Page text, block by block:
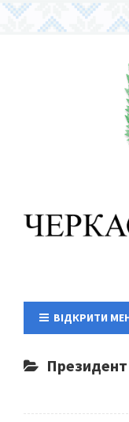
ВІДКРИТИ
Президент